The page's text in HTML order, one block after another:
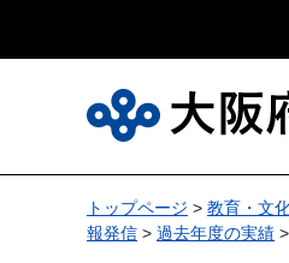
トップページ > 教育・文
報発信 > 過去年度の実績